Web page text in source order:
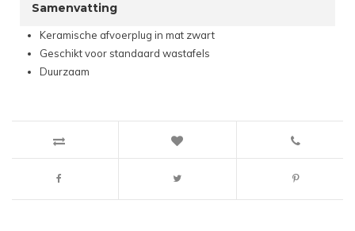
Samenvatting
Keramische afvoerplug in mat zwart
Geschikt voor standaard wastafels
Duurzaam